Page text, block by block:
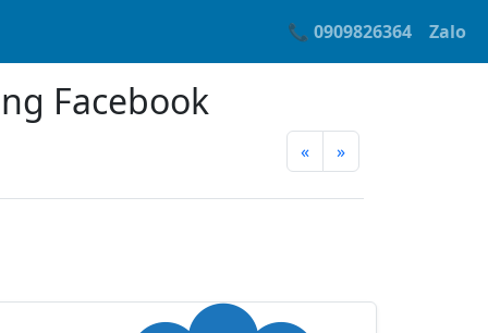
📞 0909826364 Zalo
Facebook
« »